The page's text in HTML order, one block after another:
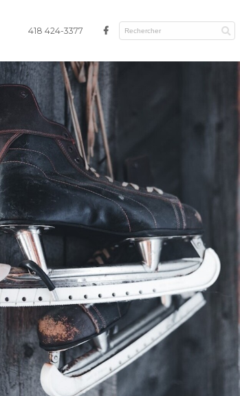
418 424-3377